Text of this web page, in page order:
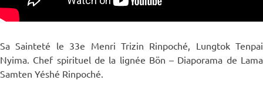
Sa Sainteté le 33e Menri Trizin Rinpoché, Lungtok Tenpai
Nyima. Chef spirituel de la lignée Bön – Diaporama de Lama
Samten Yéshé Rinpoché.